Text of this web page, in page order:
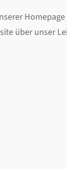
über unser